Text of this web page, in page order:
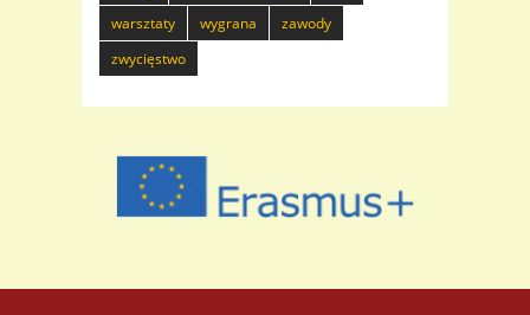
warsztaty
wygrana
zawody
zwycięstwo